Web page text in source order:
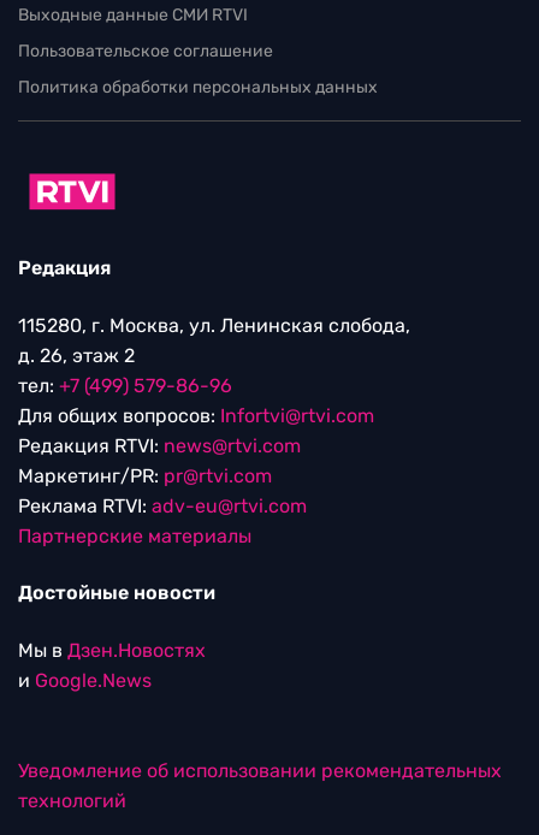
Выходные данные СМИ RTVI
Пользовательское соглашение
Политика обработки персональных данных
Редакция
115280, г. Москва, ул. Ленинская слобода,
д. 26, этаж 2
тел: +7 (499) 579-86-96
Для общих вопросов: Infortvi@rtvi.com
Редакция RTVI: news@rtvi.com
Маркетинг/PR: pr@rtvi.com
Реклама RTVI: adv-eu@rtvi.com
Партнерские материалы
Достойные новости
Мы в Дзен.Новостях
и Google.News
Уведомление об использовании рекомендательных
технологий